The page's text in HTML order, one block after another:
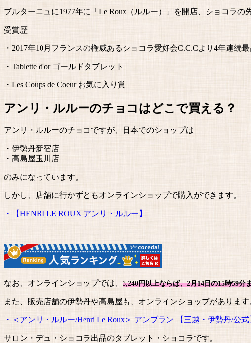
ブルターニュに1977年に「Le Roux（ルルー）」を開店、ショコラ
受賞歴
・2017年10月フランスの権威あるショコラ愛好会C.C.Cより4年連
・Tablette d'or ゴールドタブレット
・Les Coups de Coeur お気に入り賞
アンリ・ルルーのチョコはどこで買える？
アンリ・ルルーのチョコですが、日本でのショップは
・伊勢丹新宿店
・高島屋玉川店
のみになっています。
しかし、店舗に行かずともオンラインショップで購入ができます。
・【HENRI LE ROUX アンリ・ルルー】
なお、オンラインショップでは、 3,240円以上ならば、2月14日の15時59分
また、販売店舗の伊勢丹や高島屋も、オンラインショップがあります
・＜アンリ・ルルー/Henri Le Roux＞ アンブラン 【三越・伊勢丹/公式
サロン・デュ・ショコラ出品のタブレット・ショコラです。